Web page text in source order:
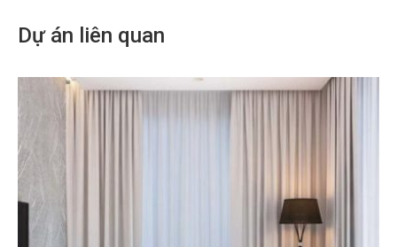
Dự án liên quan